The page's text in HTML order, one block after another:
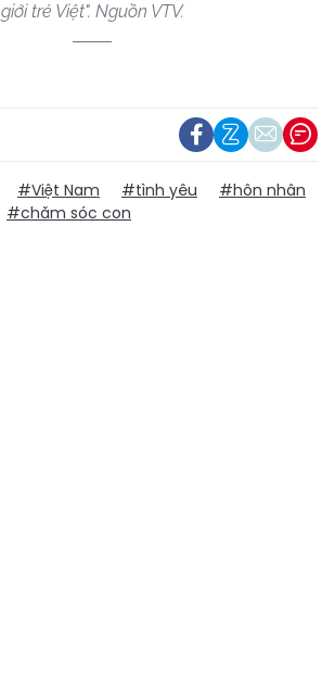
giới trẻ Việt". Nguồn VTV.
#Việt Nam #tình yêu
#hôn nhân
#chăm sóc con